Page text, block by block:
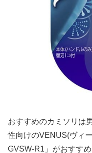
おすすめのカミソリは
性向けのVENUS(ヴィ
GVSW-R1」がおすす